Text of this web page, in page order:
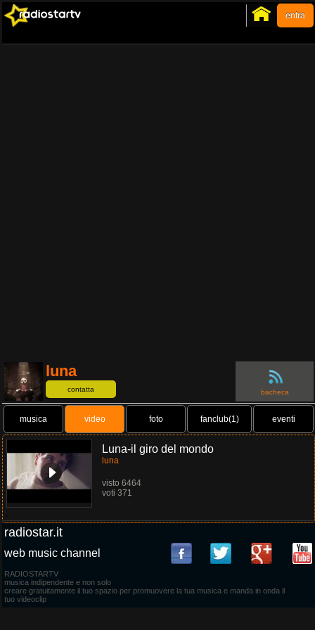
entra
luna
contatta bacheca
musica video foto fanclub(1) eventi
Luna-il giro del mondo
luna
visto 6464
voti 371
radiostar.it
web music channel
RADIOSTARTV
musica indipendente e non solo
creare gratuitamente il tuo spazio per promuovere la tua musica e manda in onda il
tuo videoclip